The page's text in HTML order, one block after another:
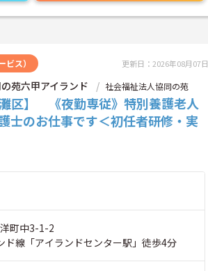
ス） 更新日：2026年08月07日
苑六甲アイランド 社会福祉法人協同の苑
灘区】 《夜勤専従》特別養護老人
士のお仕事です＜初任者研修・実
町中3-1-2
ド線「アイランドセンター駅」徒歩4分